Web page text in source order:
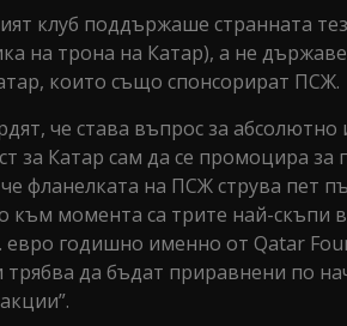
клуб поддържаше странната
на трона на Катар), а не
които също спонсорират ПСЖ.
че става въпрос за
за Катар сам да се промоцира
фланелката на ПСЖ струва пет
момента са трите най-скъпи в
евро годишно именно от Qatar
да бъдат приравнени по